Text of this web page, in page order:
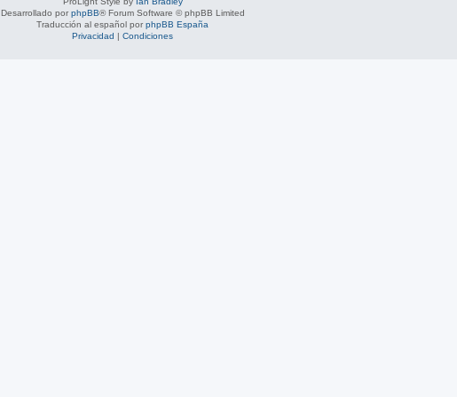
Desarrollado por phpBB® Forum Software © phpBB Limited
Traducción al español por phpBB España
Privacidad | Condiciones